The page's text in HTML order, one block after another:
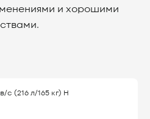
и хорошими
с (216 л/165 кг) Н